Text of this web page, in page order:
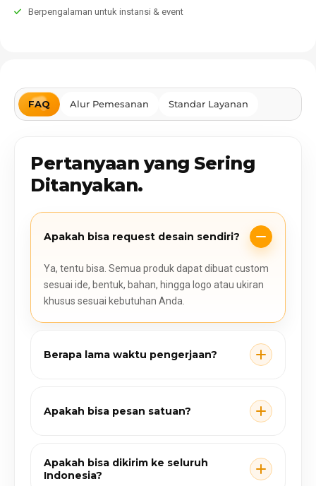
Berpengalaman untuk instansi & event
FAQ Alur Pemesanan Standar Layanan
Pertanyaan yang Sering
Ditanyakan.
Apakah bisa request desain sendiri?
Ya, tentu bisa. Semua produk dapat dibuat custom
sesuai ide, bentuk, bahan, hingga logo atau ukiran
khusus sesuai kebutuhan Anda.
Berapa lama waktu pengerjaan?
Apakah bisa pesan satuan?
Apakah bisa dikirim ke seluruh
Indonesia?